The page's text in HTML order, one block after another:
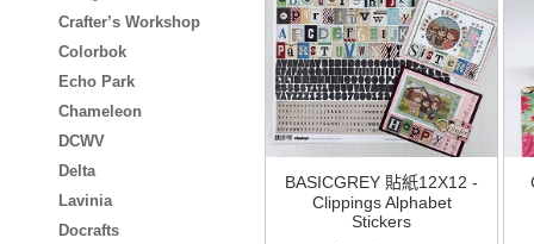
Crafter’s Workshop
Colorbok
Echo Park
Chameleon
DCWV
Delta
Lavinia
Docrafts
BASICGREY 貼紙12X12 -
Clippings Alphabet
Stickers